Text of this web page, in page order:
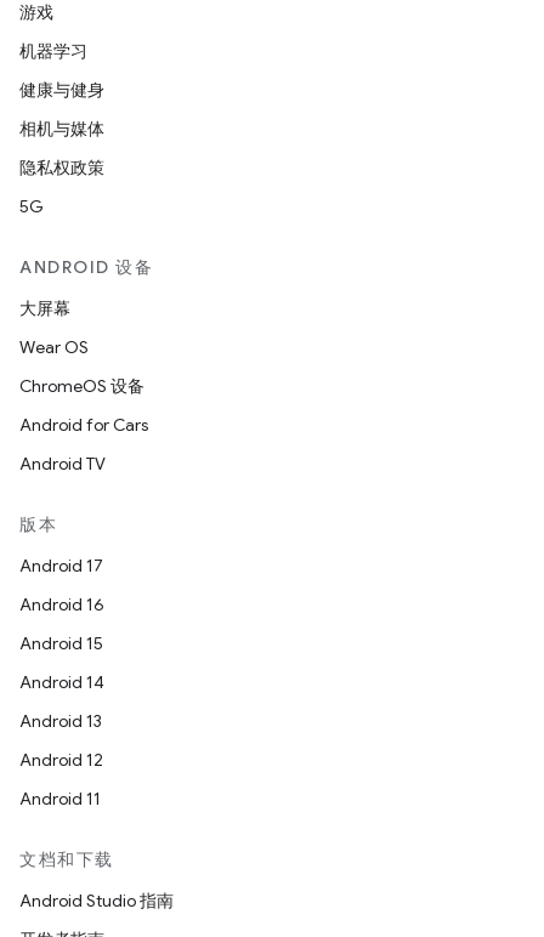
游戏
机器学习
健康与健身
相机与媒体
隐私权政策
5G
ANDROID 设备
大屏幕
Wear OS
ChromeOS 设备
Android for Cars
Android TV
版本
Android 17
Android 16
Android 15
Android 14
Android 13
Android 12
Android 11
文档和下载
Android Studio 指南